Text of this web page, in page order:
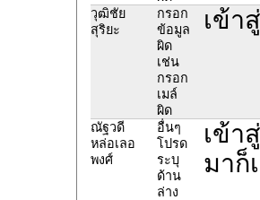
วุฒิชัย
สุริยะ
กรอก
ข้อมูล
ผิด
เช่น
กรอก
เมล์
ผิด
เข้า
ณัฐวดี
หล่อเลอ
พงศ์
อื่นๆ
โปรด
ระบุ
ด้าน
ล่าง
เข้า
มาก็